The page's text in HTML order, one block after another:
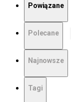
Powiązane
Polecane
Najnowsze
Tagi